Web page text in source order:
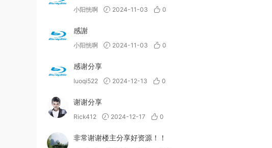
小阳恍啊 2024-11-03 0
感謝
小阳恍啊 2024-11-03 0
感谢分享
luoqi522 2024-12-13 0
谢谢分享
Rick412 2024-12-17 0
非常谢谢楼主分享好资源！！